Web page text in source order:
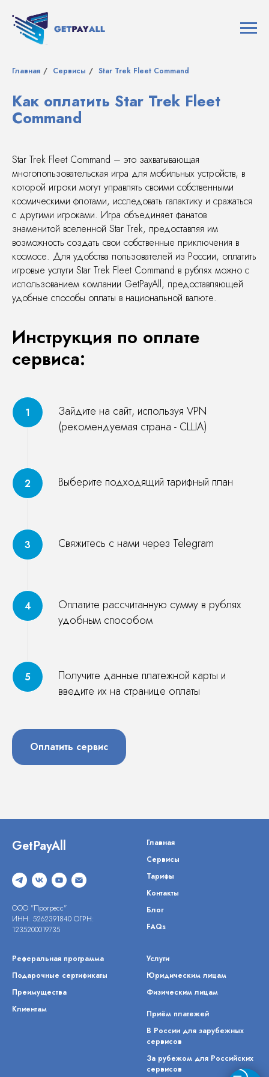
Главная / Сервисы / Star Trek Fleet Command
Как оплатить Star Trek Fleet
Command
Star Trek Fleet Command – это захватывающая
многопользовательская игра для мобильных устройств, в
которой игроки могут управлять своими собственными
космическими флотами, исследовать галактику и сражаться
с другими игроками. Игра объединяет фанатов
знаменитой вселенной Star Trek, предоставляя им
возможность создать свои собственные приключения в
космосе. Для удобства пользователей из России, оплатить
игровые услуги Star Trek Fleet Command в рублях можно с
использованием компании GetPayAll, предоставляющей
удобные способы оплаты в национальной валюте.
Инструкция по оплате
сервиса:
Зайдите на сайт, используя VPN
(рекомендуемая страна - США)
Выберите подходящий тарифный план
Свяжитесь с нами через Telegram
Оплатите рассчитанную сумму в рублях
удобным способом
Получите данные платежной карты и
введите их на странице оплаты
Оплатить сервис
GetPayAll
ООО "Прогресс"
ИНН: 5262391840 ОГРН:
1235200019735
Главная
Сервисы
Тарифы
Контакты
Блог
FAQs
Реферальная программа
Подарочные сертификаты
Преимущества
Клиентам
Услуги
Юридическим лицам
Физическим лицам
Приём платежей
В России для зарубежных
сервисов
За рубежом для Российских
сервисов